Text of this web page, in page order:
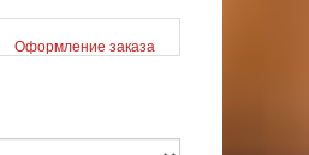
Оформление заказа